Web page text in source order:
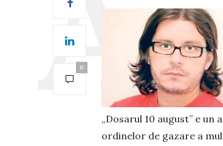
0
„Dosarul 10 au­gust” e
ordinelor de gazare a